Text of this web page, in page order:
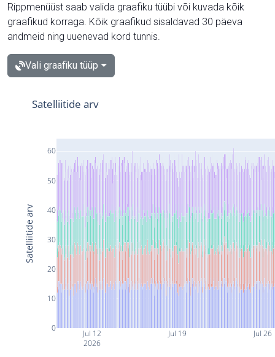
Rippmenüüst saab valida graafiku tüübi või kuvada kõik
graafikud korraga. Kõik graafikud sisaldavad 30 päeva
andmeid ning uuenevad kord tunnis.
Vali graafiku tüüp
Jul 12
2026
Jul 19 Jul 26
0
10
20
30
40
50
60
Satelliitide arv
Satelliitide arv